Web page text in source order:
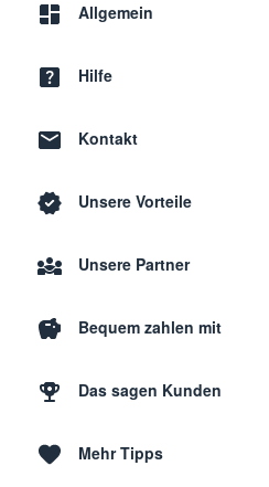
Allgemein
Hilfe
Kontakt
Unsere Vorteile
Unsere Partner
Bequem zahlen mit
Das sagen Kunden
Mehr Tipps